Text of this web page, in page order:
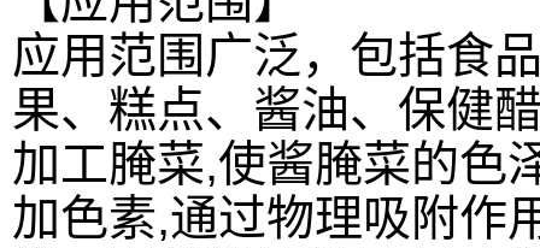
应用范围广泛，包括食
果、糕点、酱油、保健
加工腌菜,使酱腌菜的色
加色素,通过物理吸附作